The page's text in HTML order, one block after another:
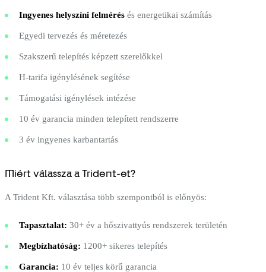
Ingyenes helyszíni felmérés és energetikai számítás
Egyedi tervezés és méretezés
Szakszerű telepítés képzett szerelőkkel
H-tarifa igénylésének segítése
Támogatási igénylések intézése
10 év garancia minden telepített rendszerre
3 év ingyenes karbantartás
Miért válassza a Trident-et?
A Trident Kft. választása több szempontból is előnyös:
Tapasztalat: 30+ év a hőszivattyús rendszerek területén
Megbízhatóság: 1200+ sikeres telepítés
Garancia: 10 év teljes körű garancia